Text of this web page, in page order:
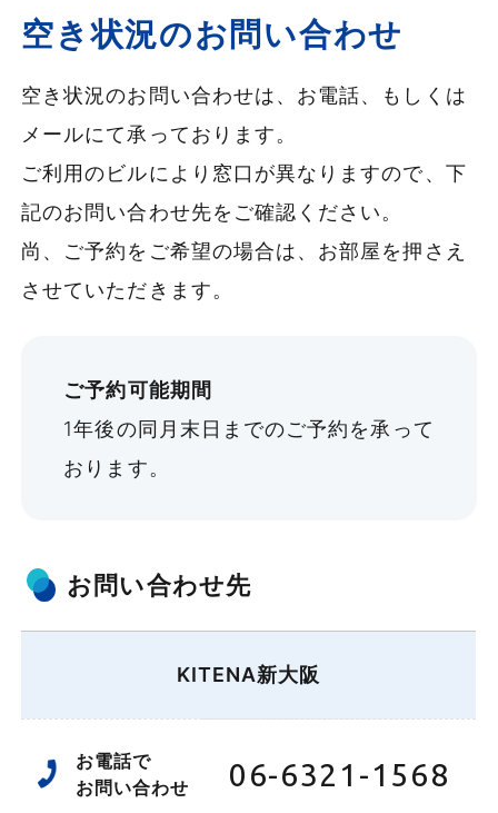
空き状況のお問い合わせ
空き状況のお問い合わせは、お電話、もしくは
メールにて承っております。
ご利用のビルにより窓口が異なりますので、下
記のお問い合わせ先をご確認ください。
尚、ご予約をご希望の場合は、お部屋を押さえ
させていただきます。
ご予約可能期間
1年後の同月末日までのご予約を承って
おります。
お問い合わせ先
KITENA新大阪
お電話で
お問い合わせ
06-6321-1568